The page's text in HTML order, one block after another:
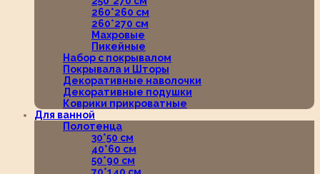
260*260 см
260*270 см
Махровые
Пикейные
Набор с покрывалом
Покрывала и Шторы
Декоративные наволочки
Декоративные подушки
Коврики прикроватные
Для ванной
Полотенца
30*50 см
40*60 см
50*90 см